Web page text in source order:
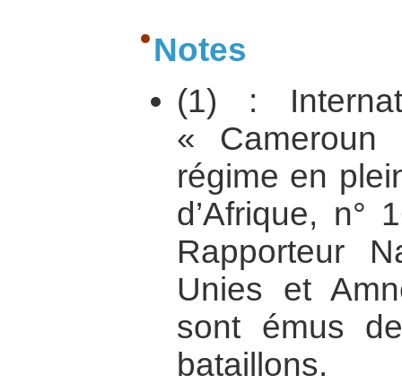
Notes
(1) :
« Cameroun
régime en
d’Afrique, n°
Rapporteur
Unies et
sont émus
bataillons.